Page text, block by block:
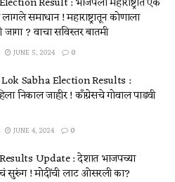
समाधान ! महाराष्ट्रातून कोणाला
? वाचा सविस्तर बातमी
JUNE 5, 2024 0
Sabha Election Results :
निकाल जाहीर ! काँग्रेसचे गोवाल पाडवी
JUNE 4, 2024 0
Update : देशात भाजपच्या
सुरुंग ! मोदींची लाट ओसरली का?